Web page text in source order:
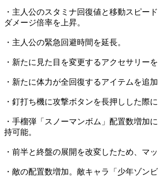
・主人公のスタミナ回復値と移動スピー
ダメージ倍率を上昇。
・主人公の緊急回避時間を延長。
・新たに見た目を変更するアクセサリーを
・新たに体力が全回復するアイテムを追加
・釘打ち機に攻撃ボタンを長押しした際
・手榴弾「スノーマンボム」配置数増加
持可能。
・前半と終盤の展開を改変したため、マ
・敵の配置数増加。敵キャラ「少年ゾン